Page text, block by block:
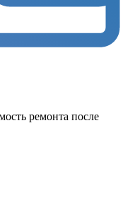
ремонта после